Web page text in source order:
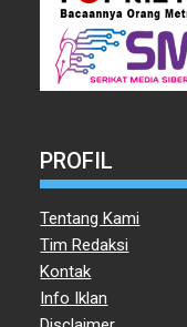
PROFIL
Tentang Kami
Tim Redaksi
Kontak
Info Iklan